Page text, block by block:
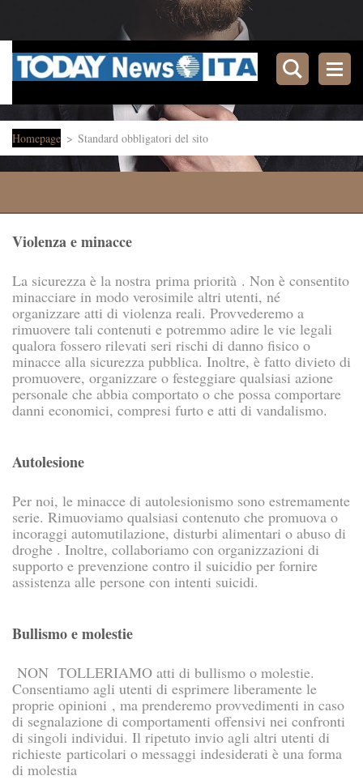
Homepage > Standard obbligatori del sito
Violenza e minacce
La sicurezza è la nostra prima priorità . Non è consentito
minacciare in modo verosimile altri utenti, né
organizzare atti di violenza reali. Provvederemo a
rimuovere tali contenuti e potremmo adire le vie legali
qualora fossero rilevati seri rischi di danno fisico o
minacce alla sicurezza pubblica. Inoltre, è fatto divieto di
promuovere, organizzare o festeggiare qualsiasi azione
personale che abbia comportato o che possa comportare
danni economici, compresi furto e atti di vandalismo.
Autolesione
Per noi, le minacce di autolesionismo sono estremamente
serie. Rimuoviamo qualsiasi contenuto che promuova o
incoraggi automutilazione, disturbi alimentari o abuso di
droghe . Inoltre, collaboriamo con organizzazioni di
supporto e prevenzione contro il suicidio per fornire
assistenza alle persone con intenti suicidi.
Bullismo e molestie
NON TOLLERIAMO atti di bullismo o molestie.
Consentiamo agli utenti di esprimere liberamente le
proprie opinioni , ma prenderemo provvedimenti in caso
di segnalazione di comportamenti offensivi nei confronti
di singoli individui. Il ripetuto invio agli altri utenti di
richieste particolari o messaggi indesiderati è una forma
di molestia